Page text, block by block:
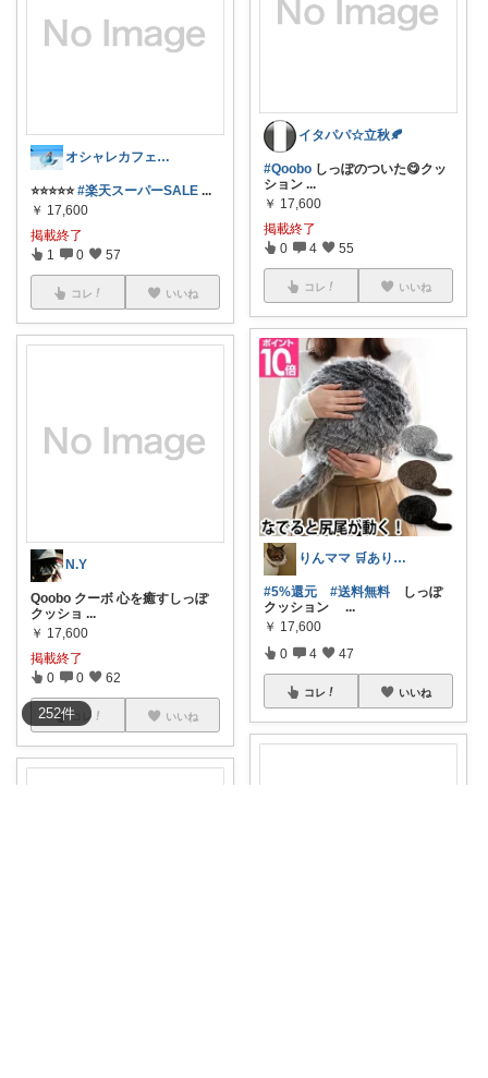
252件
オシャレカフェAtsu🎗 最高の１日を
⭐⭐⭐⭐⭐#楽天スーパーSALE ...
￥ 17,600
掲載終了
1 0 57
コレ いいね
N.Y
Qoobo クーボ 心を癒すしっぽ
クッショ ...
￥ 17,600
掲載終了
0 0 62
コレ いいね
イタパパ☆立秋🍂
#Qoobo しっぽのついた😋クッ
ション ...
￥ 17,600
掲載終了
0 4 55
コレ いいね
りんママ 🛒ありがとー🙇‍♀️💦
#5%還元 #送料無料 しっぽ
クッション
...
￥ 17,600
0 4 47
コレ いいね